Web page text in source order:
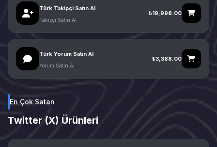
Türk Takipçi Satın Al
Takipçi Satın Al
₺19,998.00
Türk Yorum Satın Al
Yorum Satın Al
₺3,388.00
En Çok Satan
Twitter (X) Ürünleri